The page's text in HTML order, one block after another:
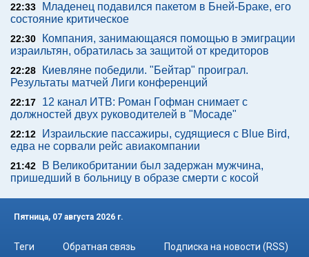
22:33
Младенец подавился пакетом в Бней-Браке, его
состояние критическое
22:30
Компания, занимающаяся помощью в эмиграции
израильтян, обратилась за защитой от кредиторов
22:28
Киевляне победили. "Бейтар" проиграл.
Результаты матчей Лиги конференций
22:17
12 канал ИТВ: Роман Гофман снимает с
должностей двух руководителей в "Мосаде"
22:12
Израильские пассажиры, судящиеся с Blue Bird,
едва не сорвали рейс авиакомпании
21:42
В Великобритании был задержан мужчина,
пришедший в больницу в образе смерти с косой
Пятница, 07 августа 2026 г.
Теги Обратная связь Подписка на новости (RSS)